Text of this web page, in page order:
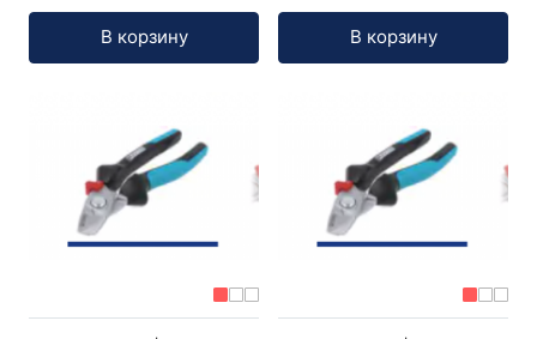
В корзину В корзину